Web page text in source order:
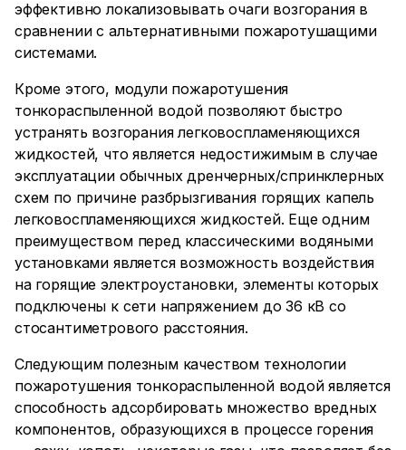
эффективно локализовывать очаги возгорания в
сравнении с альтернативными пожаротушащими
системами.
Кроме этого, модули пожаротушения
тонкораспыленной водой позволяют быстро
устранять возгорания легковоспламеняющихся
жидкостей, что является недостижимым в случае
эксплуатации обычных дренчерных/спринклерных
схем по причине разбрызгивания горящих капель
легковоспламеняющихся жидкостей. Еще одним
преимуществом перед классическими водяными
установками является возможность воздействия
на горящие электроустановки, элементы которых
подключены к сети напряжением до 36 кВ со
стосантиметрового расстояния.
Следующим полезным качеством технологии
пожаротушения тонкораспыленной водой является
способность адсорбировать множество вредных
компонентов, образующихся в процессе горения